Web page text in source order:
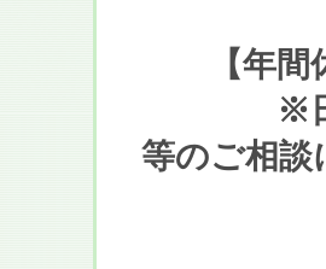
【年間
※日勤の
等のご相談